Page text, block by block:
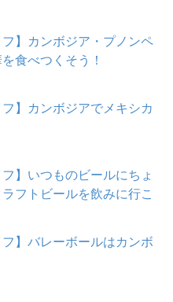
フ】カンボジア・プノンペ
食べつくそう！
フ】カンボジアでメキシカ
フ】いつものビールにちょ
フトビールを飲みに行こ
フ】バレーボールはカンボ